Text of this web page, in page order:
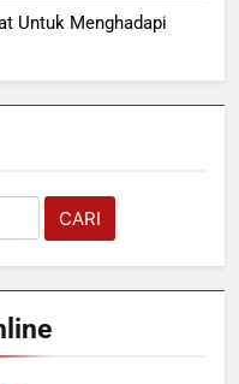
Untuk Menghadapi